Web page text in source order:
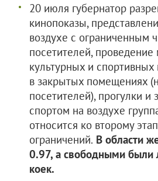
20 июля губернатор
кинопоказы,
воздухе с ограниченным
посетителей,
культурных и
в закрытых помещениях
посетителей), прогулки и
спортом на воздухе
относится ко второму
ограничений. В области
0.97, а свободными были
коек.